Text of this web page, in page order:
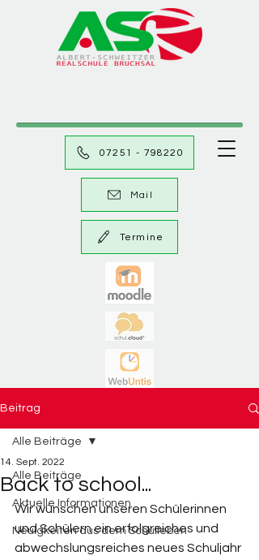
Mail
07251 - 798220
Termine
Beitrag
Alle Beiträge
Aktuelle Informationen
Neuigkeiten aus dem Schulleben
Alle Beiträge
Back to school...
14. Sept. 2022
Wir wünschen unseren Schülerinnen
und Schülern ein erfolgreiches und
abwechslungsreiches neues Schuljahr